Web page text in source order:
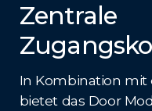
Zentrale
In Kombination mit
bietet das Door